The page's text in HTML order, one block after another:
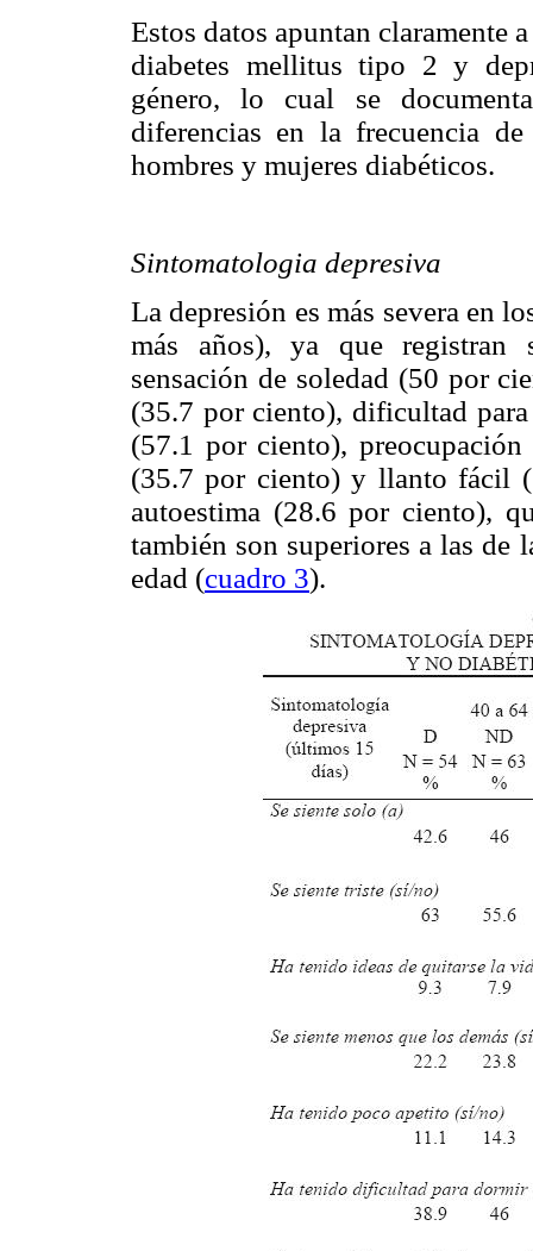
Estos datos apuntan claramente
diabetes mellitus tipo 2 y
género, lo cual se
diferencias en la frecuencia
hombres y mujeres diabéticos.
Sintomatologia depresiva
La depresión es más severa en
más años), ya que registran
sensación de soledad (50 por
(35.7 por ciento), dificultad
(57.1 por ciento), preocupación
(35.7 por ciento) y llanto fácil
autoestima (28.6 por ciento),
también son superiores a las de
edad (cuadro 3).